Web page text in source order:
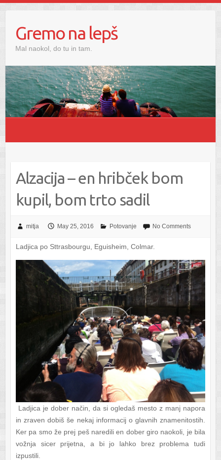
Gremo na lepš
Mal naokol, do tu in tam.
Alzacija – en hribček bom
kupil, bom trto sadil
mitja May 25, 2016 Potovanje No Comments
Ladjica po Sttrasbourgu, Eguisheim, Colmar.
Ladjica je dober način, da si ogledaš mesto z manj napora
in zraven dobiš še nekaj informacij o glavnih znamenitostih.
Ker pa smo že prej peš naredili en dober giro naokoli, je bila
vožnja sicer prijetna, a bi jo lahko brez problema tudi
izpustili.